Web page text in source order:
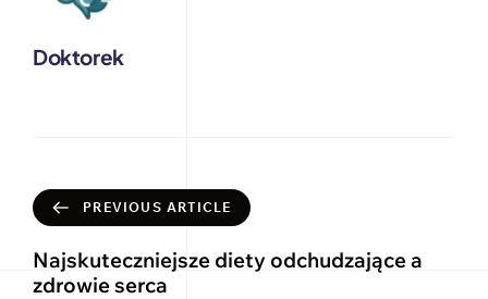
Doktorek
PREVIOUS ARTICLE
Najskuteczniejsze diety odchudzające a
zdrowie serca